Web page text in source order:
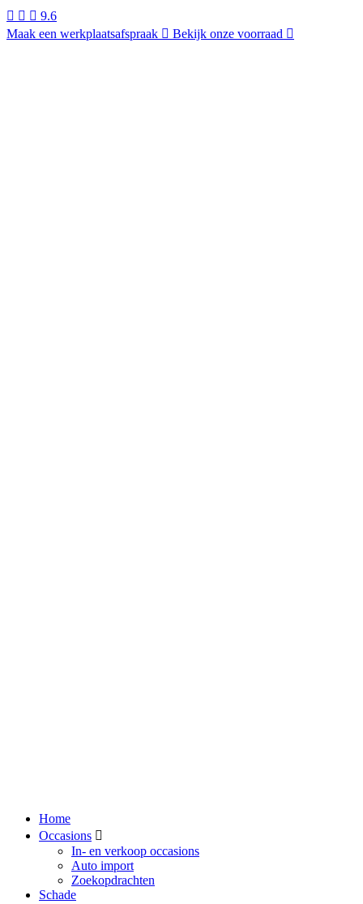
9.6
Maak een werkplaatsafspraak
Bekijk onze voorraad
Home
Occasions
In- en verkoop occasions
Auto import
Zoekopdrachten
Schade